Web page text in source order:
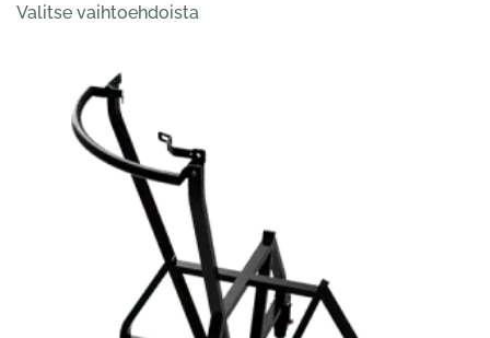
4308,00 €
Valitse vaihtoehdoistatuotteella
tehdä
valinnat
tuotteen
sivulla.